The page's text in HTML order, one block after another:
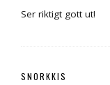
Ser riktigt gott ut!
SNORKKIS